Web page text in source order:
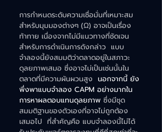
การกำหนดระดับความเชื่อมั่นที่เหมาะสม
สำหรับมุมมองต่างๆ (Ω) อาจเป็นเรื่อง
ท้าทาย เนื่องจากไม่มีแนวทางที่ชัดเจน
สำหรับการดำเนินการดังกล่าว  แบบ
จำลองนี้ยังสมมติว่าตลาดอยู่ในสภาวะ
ดุลยภาพเสมอ ซึ่งอาจไม่เป็นเช่นนั้นใน
ตลาดที่มีความผันผวนสูง นอกจากนี้ ยัง
พึ่งพาแบบจำลอง CAPM อย่างมากใน
การหาผลตอบแทนดุลยภาพ ซึ่งมีชุด
สมมติฐานของตัวเองที่อาจไม่ถูกต้อง
เสมอไป  ที่สำคัญคือ แบบจำลองนี้ไม่ได้